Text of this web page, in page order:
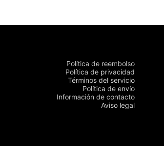
Política de reembolso
Política de privacidad
Términos del servicio
Política de envío
Información de contacto
Aviso legal